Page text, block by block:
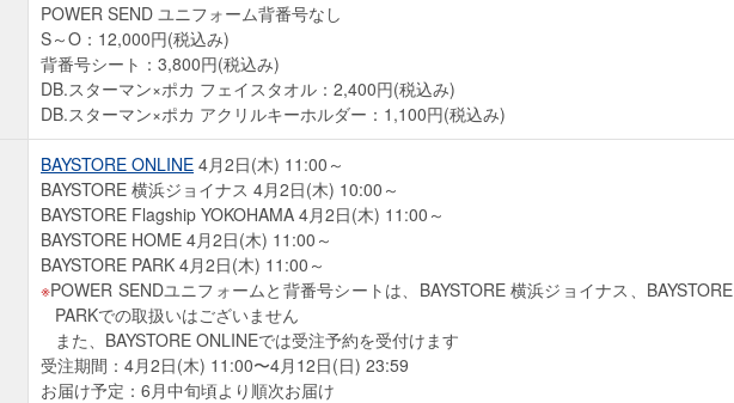
POWER SEND ユニフォーム背番号なし
S～O：12,000円(税込み)
背番号シート：3,800円(税込み)
DB.スターマン×ポカ フェイスタオル：2,400円(税込み)
DB.スターマン×ポカ アクリルキーホルダー：1,100円(税込み)
BAYSTORE ONLINE 4月2日(木) 11:00～
BAYSTORE 横浜ジョイナス 4月2日(木) 10:00～
BAYSTORE Flagship YOKOHAMA 4月2日(木) 11:00～
BAYSTORE HOME 4月2日(木) 11:00～
BAYSTORE PARK 4月2日(木) 11:00～
POWER SENDユニフォームと背番号シートは、BAYSTORE 横浜ジョイナス、BAYSTORE
PARKでの取扱いはございません
また、BAYSTORE ONLINEでは受注予約を受付けます
受注期間：4月2日(木) 11:00〜4月12日(日) 23:59
お届け予定：6月中旬頃より順次お届け